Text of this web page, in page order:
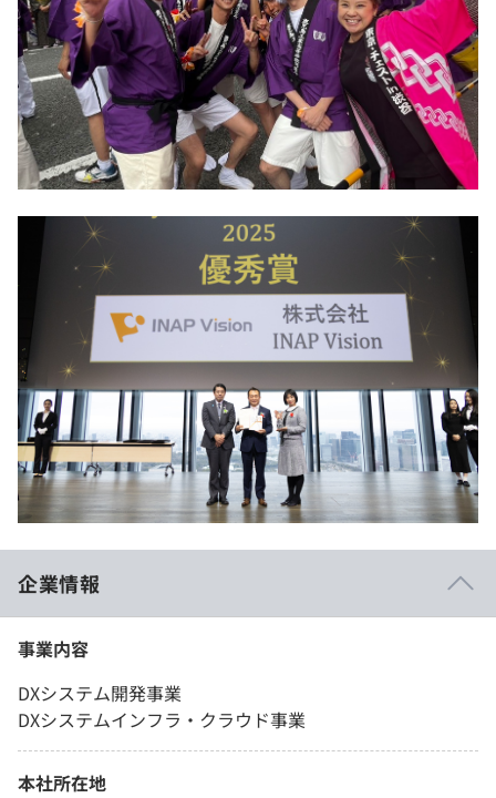
企業情報
事業内容
DXシステム開発事業
DXシステムインフラ・クラウド事業
本社所在地